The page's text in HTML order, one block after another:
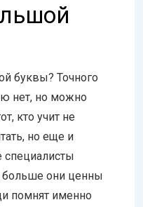
буквы? Точного
нет, но можно
кто учит не
но еще и
специалисты
больше они ценны
помнят именно